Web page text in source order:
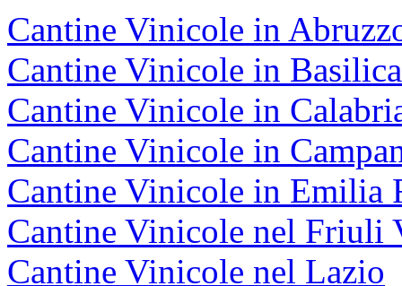
Cantine Vinicole in
Cantine Vinicole in
Cantine Vinicole in
Cantine Vinicole in
Cantine Vinicole in Emilia
Cantine Vinicole nel Friuli
Cantine Vinicole nel Lazio